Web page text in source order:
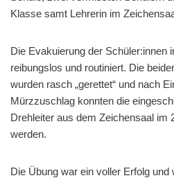
Klasse samt Lehrerin im
Die Evakuierung der Schüler:innen
reibungslos und routiniert. Die
wurden rasch „gerettet“ und nach
Mürzzuschlag konnten die
Drehleiter aus dem Zeichensaal im
werden.
Die Übung war ein voller Erfolg